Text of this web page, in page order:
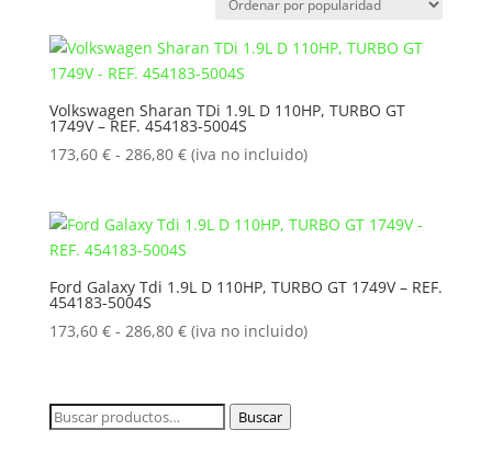
popularidad
Volkswagen Sharan TDi 1.9L D 110HP, TURBO GT
1749V – REF. 454183-5004S
173,60 € - 286,80 €Rango
desde
173,60 €
hasta
(iva no incluido)
Ford Galaxy Tdi 1.9L D 110HP, TURBO GT 1749V – REF.
454183-5004S
173,60 € - 286,80 €Rango
desde
173,60 €
(iva no incluido)
Buscar
Buscar